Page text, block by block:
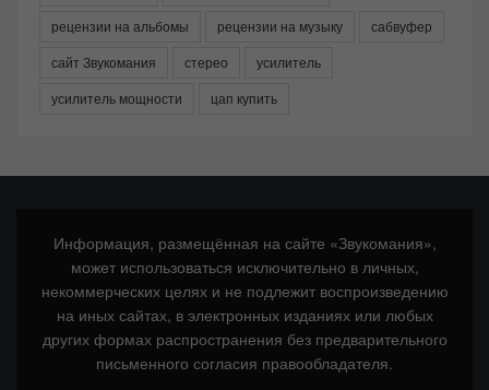
рецензии на альбомы
рецензии на музыку
сабвуфер
сайт Звукомания
стерео
усилитель
усилитель мощности
цап купить
Информация, размещённая на сайте «Звукомания»,
может использоваться исключительно в личных,
некоммерческих целях и не подлежит воспроизведению
на иных сайтах, в электронных изданиях или любых
других формах распространения без предварительного
письменного согласия правообладателя.